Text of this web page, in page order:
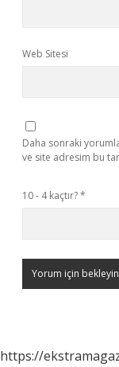
Web Sitesi
Daha sonraki
ve site adresim bu
10 - 4 kaçtır?*
https://